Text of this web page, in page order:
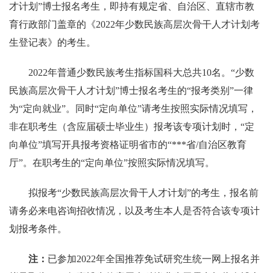
才计划”博士报名考生，即持有规定省、自治区、直辖市教
育行政部门盖章的《2022年少数民族高层次骨干人才计划考
生登记表》的考生。
2022年普通少数民族考生指标国科大总共10名。 “少数
民族高层次骨干人才计划”博士报名考生的“报考类别”一律
为“定向就业”。同时“定向单位”请考生按照实际情况填写，
非在职考生（含应届硕士毕业生）报考该专项计划时，“定
向单位”填写开具报考资格证明省市的“***省/自治区教育
厅”。在职考生的“定向单位”按照实际情况填写。
拟报考“少数民族高层次骨干人才计划”的考生，报名前
请务必来电咨询招收情况，以及考生本人是否符合该专项计
划报考条件。
注： 已参加2022年全国推荐免试研究生统一网上报名并